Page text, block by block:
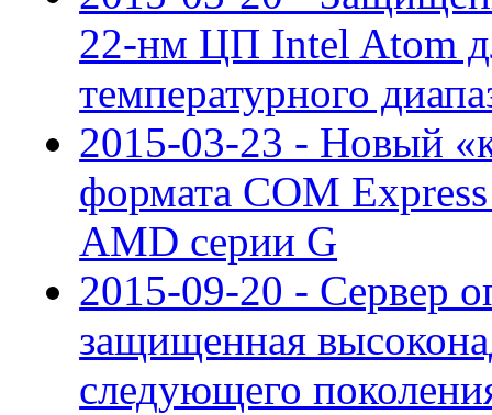
22-нм ЦП Intel Atom
температурного
2015-03-23 - Новый
формата COM
AMD серии G
2015-09-20 - Сервер
защищенная
следующего